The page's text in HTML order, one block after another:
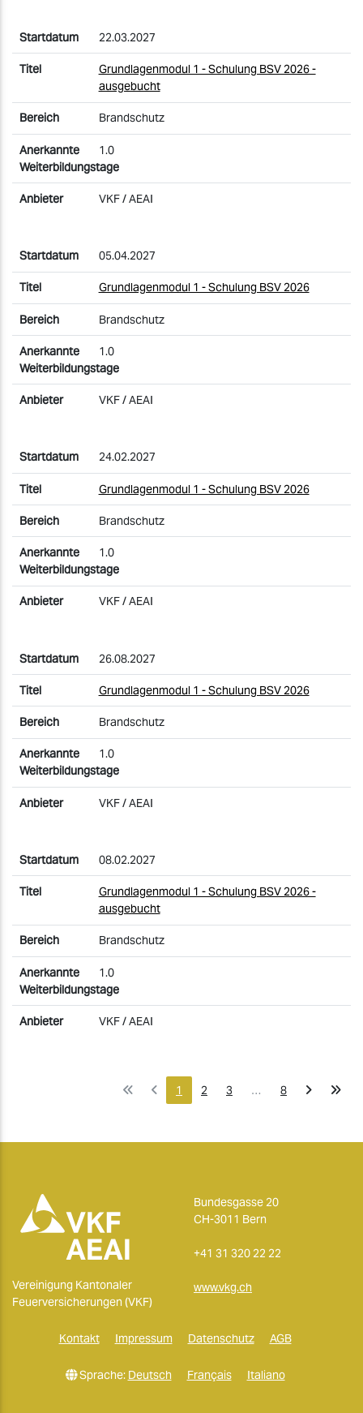
22.03.2027
Grundlagenmodul 1 - Schulung BSV 2026 -
ausgebucht
Brandschutz
1.0
VKF / AEAI
05.04.2027
Grundlagenmodul 1 - Schulung BSV 2026
Brandschutz
1.0
VKF / AEAI
24.02.2027
Grundlagenmodul 1 - Schulung BSV 2026
Brandschutz
1.0
VKF / AEAI
26.08.2027
Grundlagenmodul 1 - Schulung BSV 2026
Brandschutz
1.0
VKF / AEAI
08.02.2027
Grundlagenmodul 1 - Schulung BSV 2026 -
ausgebucht
Brandschutz
1.0
VKF / AEAI
1 2 3 … 8
Vereinigung Kantonaler
Feuerversicherungen (VKF)
Bundesgasse 20
CH-3011 Bern
+41 31 320 22 22
www.vkg.ch
Kontakt Impressum Datenschutz AGB
Sprache: Deutsch Français Italiano